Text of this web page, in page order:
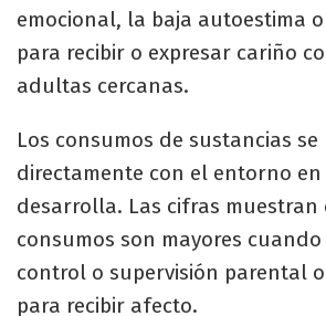
emocional, la baja autoestima
para recibir o expresar cariño
adultas cercanas.
Los consumos de sustancias
directamente con el entorno en
desarrolla. Las cifras muestran
consumos son mayores
control o supervisión parental
para recibir afecto.